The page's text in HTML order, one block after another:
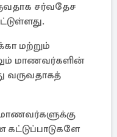
சர்வதேச
மற்றும்
மாணவர்களின்
வருவதாகத்
மாணவர்களுக்கு
கட்டுப்பாடுகளே